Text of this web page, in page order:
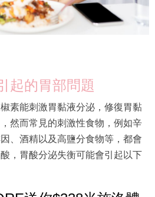
起的胃部問題
素能刺激胃黏液分泌，修復胃黏
然而常見的刺激性食物，例如辛
、酒精以及高鹽分食物等，都會
，胃酸分泌失衡可能會引起以下